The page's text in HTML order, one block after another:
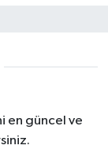
en güncel ve